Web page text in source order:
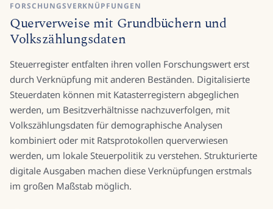
FORSCHUNGSVERKNÜPFUNGEN
Querverweise mit Grundbüchern und
Volkszählungsdaten
Steuerregister entfalten ihren vollen Forschungswert erst
durch Verknüpfung mit anderen Beständen. Digitalisierte
Steuerdaten können mit Katasterregistern abgeglichen
werden, um Besitzverhältnisse nachzuverfolgen, mit
Volkszählungsdaten für demographische Analysen
kombiniert oder mit Ratsprotokollen querverwiesen
werden, um lokale Steuerpolitik zu verstehen. Strukturierte
digitale Ausgaben machen diese Verknüpfungen erstmals
im großen Maßstab möglich.